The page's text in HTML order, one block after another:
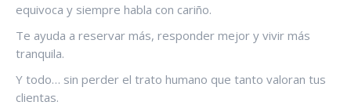
equivoca y siempre habla con cariño.
Te ayuda a reservar más, responder mejor y vivir más
tranquila.
Y todo… sin perder el trato humano que tanto valoran tus
clientas.